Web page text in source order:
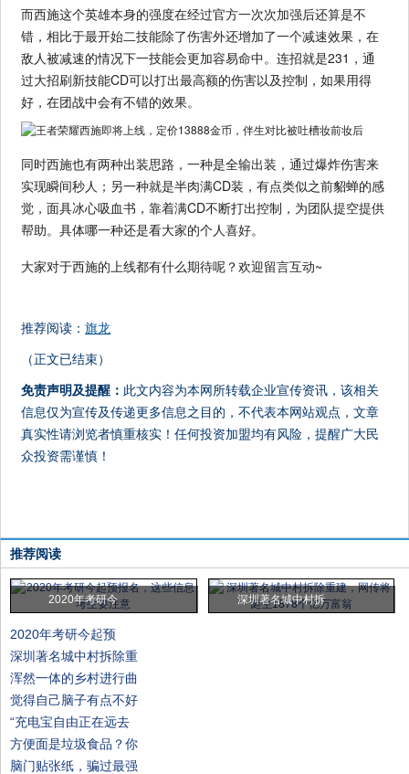
而西施这个英雄本身的强度在经过官方一次次加强后还算是不
错，相比于最开始二技能除了伤害外还增加了一个减速效果，在
敌人被减速的情况下一技能会更加容易命中。连招就是231，通
过大招刷新技能CD可以打出最高额的伤害以及控制，如果用得
好，在团战中会有不错的效果。
同时西施也有两种出装思路，一种是全输出装，通过爆炸伤害来
实现瞬间秒人；另一种就是半肉满CD装，有点类似之前貂蝉的感
觉，面具冰心吸血书，靠着满CD不断打出控制，为团队提空提供
帮助。具体哪一种还是看大家的个人喜好。
大家对于西施的上线都有什么期待呢？欢迎留言互动~
推荐阅读：旗龙
（正文已结束）
免责声明及提醒： 此文内容为本网所转载企业宣传资讯，该相关
信息仅为宣传及传递更多信息之目的，不代表本网站观点，文章
真实性请浏览者慎重核实！任何投资加盟均有风险，提醒广大民
众投资需谨慎！
推荐阅读
2020年考研今 深圳著名城中村拆
2020年考研今起预
深圳著名城中村拆除重
浑然一体的乡村进行曲
觉得自己脑子有点不好
“充电宝自由正在远去
方便面是垃圾食品？你
脑门贴张纸，骗过最强